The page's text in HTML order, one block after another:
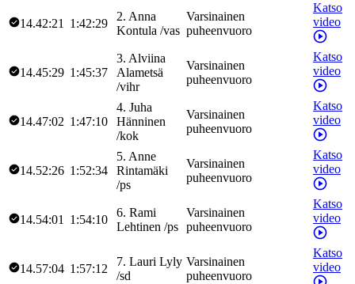
14.42:21 1:42:29
2. Anna
Kontula /vas
Varsinainen
puheenvuoro
Katso
video
14.45:29 1:45:37
3. Alviina
Alametsä
/vihr
Varsinainen
puheenvuoro
Katso
video
14.47:02 1:47:10
4. Juha
Hänninen
/kok
Varsinainen
puheenvuoro
Katso
video
14.52:26 1:52:34
5. Anne
Rintamäki
/ps
Varsinainen
puheenvuoro
Katso
video
14.54:01 1:54:10
6. Rami
Lehtinen /ps
Varsinainen
puheenvuoro
Katso
video
14.57:04 1:57:12
7. Lauri Lyly
/sd
Varsinainen
puheenvuoro
Katso
video